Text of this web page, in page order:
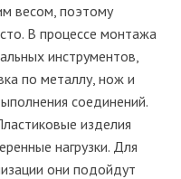
весом, поэтому
В процессе монтажа
инструментов,
по металлу, нож и
соединений.
изделия
нагрузки. Для
они подойдут